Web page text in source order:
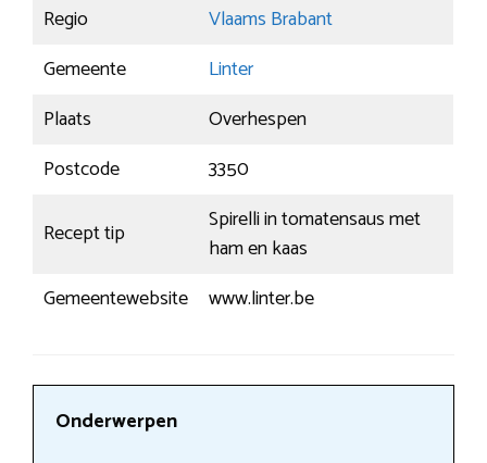
Regio
Vlaams Brabant
Gemeente
Linter
Plaats
Overhespen
Postcode
3350
Recept tip
Spirelli in tomatensaus met
ham en kaas
Gemeentewebsite
www.linter.be
Onderwerpen